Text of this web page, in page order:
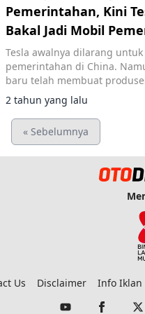
Pemerintahan, Kini
Bakal Jadi Mobil
Tesla awalnya dilarang
pemerintahan di China.
baru telah membuat
Serikat ini berdamai dengan
China.
2 tahun yang lalu
« Sebelumnya
Us Disclaimer Info Iklan